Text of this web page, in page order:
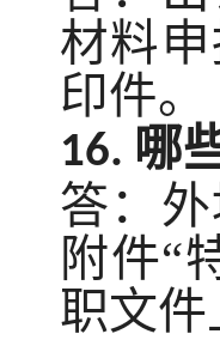
材料
印件。
16. 哪
答：
附件“
职文件